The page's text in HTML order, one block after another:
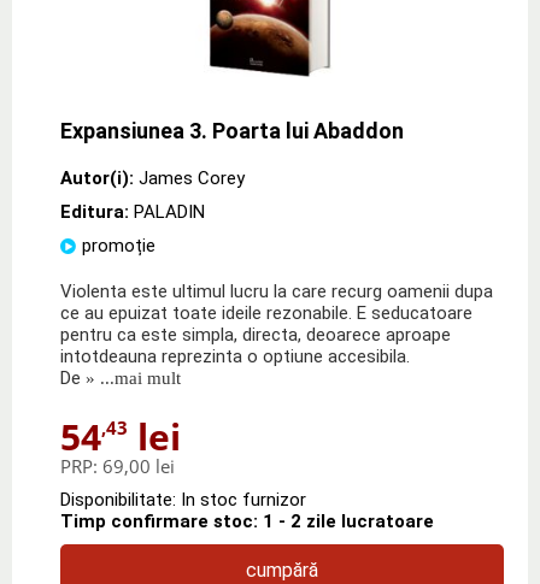
Expansiunea 3. Poarta lui Abaddon
Autor(i): James Corey
Editura: PALADIN
promoție
Violenta este ultimul lucru la care recurg oamenii dupa
ce au epuizat toate ideile rezonabile. E seducatoare
pentru ca este simpla, directa, deoarece aproape
intotdeauna reprezinta o optiune accesibila.
De » ...mai mult
54,43 lei
PRP: 69,00 lei
Disponibilitate: In stoc furnizor
Timp confirmare stoc: 1 - 2 zile lucratoare
cumpără